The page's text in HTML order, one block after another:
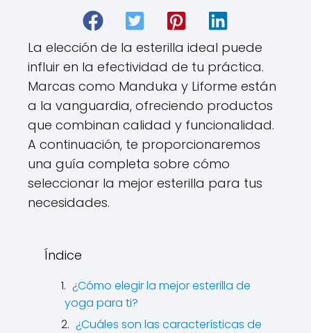
La elección de la esterilla ideal puede
influir en la efectividad de tu práctica.
Marcas como Manduka y Liforme están
a la vanguardia, ofreciendo productos
que combinan calidad y funcionalidad.
A continuación, te proporcionaremos
una guía completa sobre cómo
seleccionar la mejor esterilla para tus
necesidades.
Índice
¿Cómo elegir la mejor esterilla de
yoga para ti?
¿Cuáles son las características de